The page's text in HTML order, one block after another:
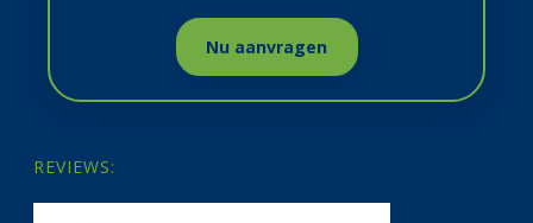
Nu aanvragen
REVIEWS: